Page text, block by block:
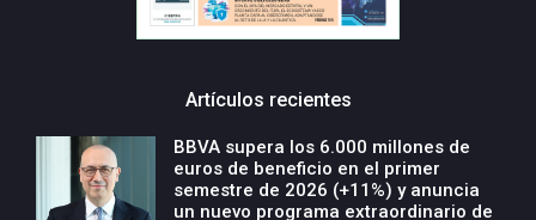
Artículos recientes
BBVA supera los 6.000 millones de
euros de beneficio en el primer
semestre de 2026 (+11%) y anuncia
un nuevo programa extraordinario de